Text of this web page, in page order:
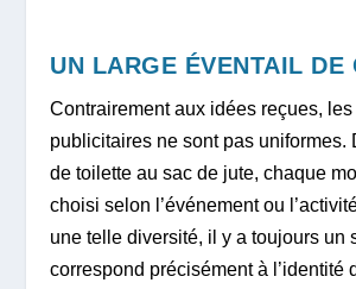
UN LARGE ÉVENTAIL DE
Contrairement aux idées reçues,
publicitaires ne sont pas uniformes.
de toilette au sac de jute, chaque
choisi selon l’événement ou
une telle diversité, il y a toujours un
correspond précisément à l’identité